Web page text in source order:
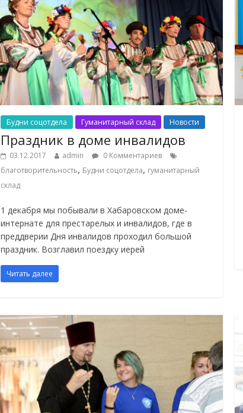
Будни соцотдела Гуманитарный склад Новости
Праздник в доме инвалидов
03.12.2017 admin
0 Комментариев
благотворительность, Будни соцотдела, гуманитарный
склад
1 декабря мы побывали в Хабаровском доме-
интернате для престарелых и инвалидов, где в
преддверии Дня инвалидов проходил большой
праздник. Возглавил поездку иерей
Читать далее